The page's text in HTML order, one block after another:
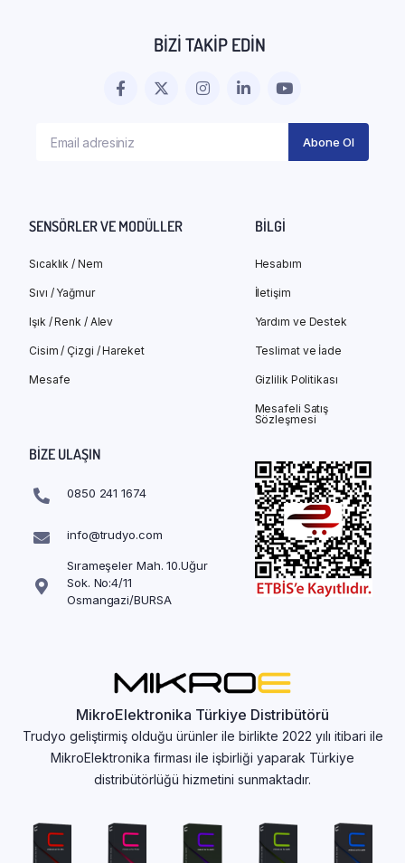
BIZI TAKIP EDIN
SENSÖRLER VE MODÜLLER
Sıcaklık / Nem
Sıvı / Yağmur
Işık / Renk / Alev
Cisim / Çizgi / Hareket
Mesafe
BILGI
Hesabım
İletişim
Yardım ve Destek
Teslimat ve İade
Gizlilik Politikası
Mesafeli Satış
Sözleşmesi
BIZE ULAŞIN
0850 241 1674
info@trudyo.com
Sırameşeler Mah. 10.Uğur
Sok. No:4/11
Osmangazi/BURSA
MikroElektronika Türkiye Distribütörü
Trudyo geliştirmiş olduğu ürünler ile birlikte 2022 yılı itibari ile
MikroElektronika firması ile işbirliği yaparak Türkiye
distribütörlüğü hizmetini sunmaktadır.